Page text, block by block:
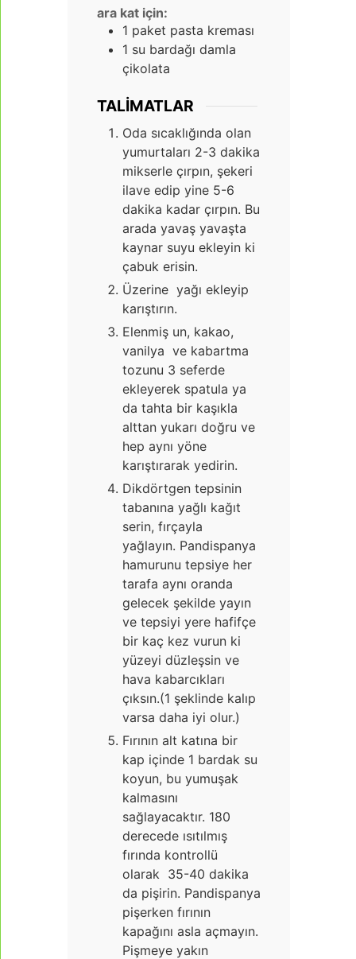
ara kat için:
1 paket pasta kreması
1 su bardağı damla
çikolata
TALIMATLAR
Oda sıcaklığında olan
yumurtaları 2-3 dakika
mikserle çırpın, şekeri
ilave edip yine 5-6
dakika kadar çırpın. Bu
arada yavaş yavaşta
kaynar suyu ekleyin ki
çabuk erisin.
Üzerine yağı ekleyip
karıştırın.
Elenmiş un, kakao,
vanilya ve kabartma
tozunu 3 seferde
ekleyerek spatula ya
da tahta bir kaşıkla
alttan yukarı doğru ve
hep aynı yöne
karıştırarak yedirin.
Dikdörtgen tepsinin
tabanına yağlı kağıt
serin, fırçayla
yağlayın. Pandispanya
hamurunu tepsiye her
tarafa aynı oranda
gelecek şekilde yayın
ve tepsiyi yere hafifçe
bir kaç kez vurun ki
yüzeyi düzleşsin ve
hava kabarcıkları
çıksın.(1 şeklinde kalıp
varsa daha iyi olur.)
Fırının alt katına bir
kap içinde 1 bardak su
koyun, bu yumuşak
kalmasını
sağlayacaktır. 180
derecede ısıtılmış
fırında kontrollü
olarak 35-40 dakika
da pişirin. Pandispanya
pişerken fırının
kapağını asla açmayın.
Pişmeye yakın